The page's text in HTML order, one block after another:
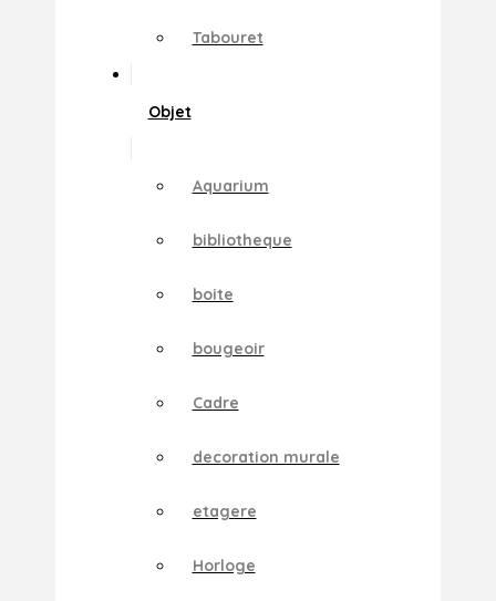
Tabouret
Objet
Aquarium
bibliotheque
boite
bougeoir
Cadre
decoration murale
etagere
Horloge